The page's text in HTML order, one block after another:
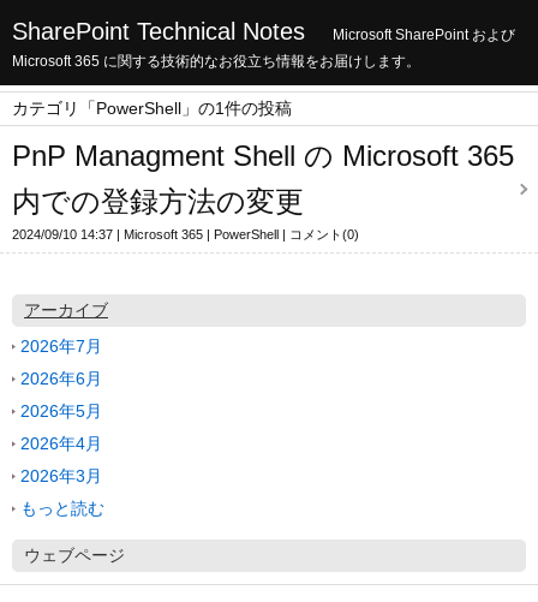
SharePoint Technical Notes
Microsoft SharePoint および
Microsoft 365 に関する技術的なお役立ち情報をお届けします。
カテゴリ「PowerShell」の1件の投稿
PnP Managment Shell の Microsoft 365
内での登録方法の変更
2024/09/10 14:37 Microsoft 365 PowerShell コメント(0)
アーカイブ
2026年7月
2026年6月
2026年5月
2026年4月
2026年3月
もっと読む
ウェブページ